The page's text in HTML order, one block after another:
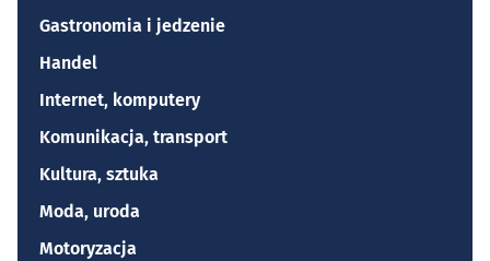
Gastronomia i jedzenie
Handel
Internet, komputery
Komunikacja, transport
Kultura, sztuka
Moda, uroda
Motoryzacja